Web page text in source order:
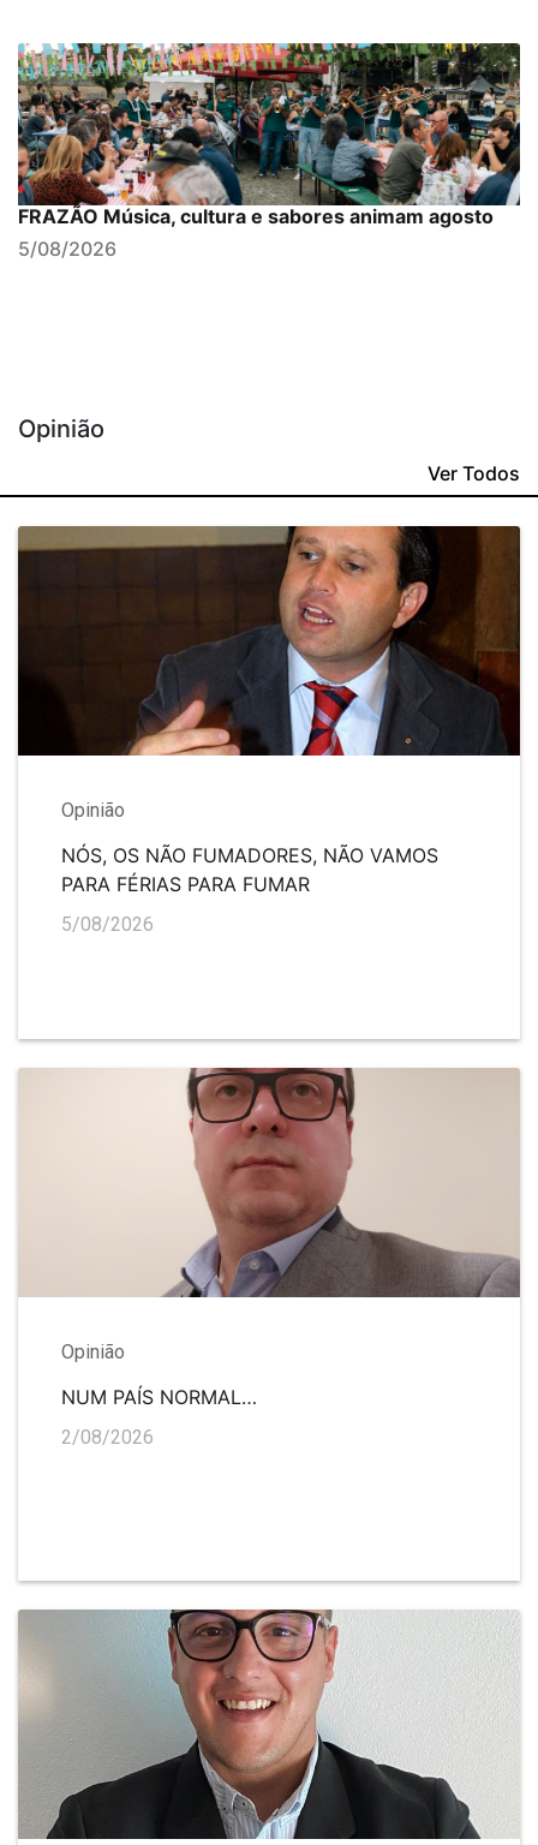
FRAZÃO Música, cultura e sabores animam agosto
5/08/2026
Opinião
Ver Todos
Opinião
NÓS, OS NÃO FUMADORES, NÃO VAMOS
PARA FÉRIAS PARA FUMAR
5/08/2026
Opinião
NUM PAÍS NORMAL…
2/08/2026